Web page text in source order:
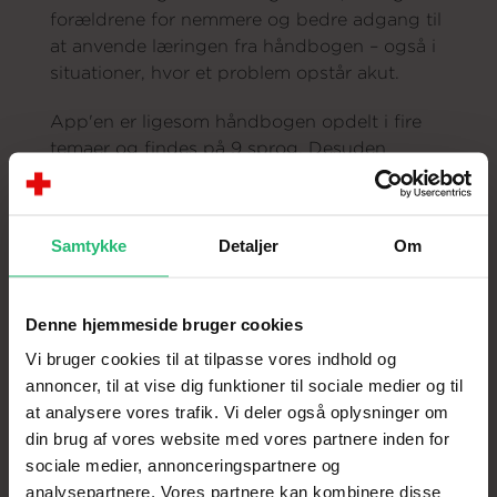
Samtykke Detaljer Om
Denne hjemmeside bruger cookies
Vi bruger cookies til at tilpasse vores indhold og
annoncer, til at vise dig funktioner til sociale medier og til
at analysere vores trafik. Vi deler også oplysninger om
din brug af vores website med vores partnere inden for
sociale medier, annonceringspartnere og
analysepartnere. Vores partnere kan kombinere disse
forældrene for nemmere og bedre adgang til
at anvende læringen fra håndbogen – også i
situationer, hvor et problem opstår akut.
App'en er ligesom håndbogen opdelt i fire
temaer og findes på 9 sprog. Desuden
forefindes en audioguide på arabisk, somali,
analfabeter eller forældre med
læsevanskeligheder.
Du kan også søge på "parent-guide
finde App'en i de to App stores.